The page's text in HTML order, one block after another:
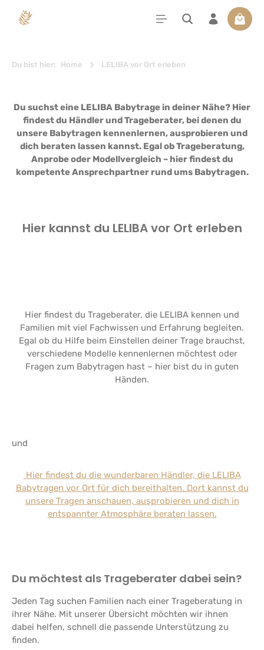
springen
Du bist hier: Home LELIBA vor Ort erleben
Du suchst eine LELIBA Babytrage in deiner Nähe? Hier
findest du Händler und Trageberater, bei denen du
unsere Babytragen kennenlernen, ausprobieren und
dich beraten lassen kannst. Egal ob Trageberatung,
Anprobe oder Modellvergleich – hier findest du
kompetente Ansprechpartnerrund ums Babytragen.
Hier kannst du LELIBA vor Ort erleben
Hier findest du Trageberater, die LELIBA kennen und
Familien mit viel Fachwissen und Erfahrung begleiten.
Egal ob du Hilfe beim Einstellen deiner Trage brauchst,
verschiedene Modelle kennenlernen möchtest oder
Fragen zum Babytragen hast – hier bist du in guten
Händen.
und
Hier findest du die wunderbaren Händler, die LELIBA
Babytragen vor Ort für dich bereithalten. Dort kannst du
unsere Tragen anschauen, ausprobieren und dich in
entspannter Atmosphäre beraten lassen.
Du möchtest als Trageberater dabei sein?
Jeden Tag suchen Familien nach einer Trageberatung in
ihrer Nähe. Mit unserer Übersicht möchten wir ihnen
dabei helfen, schnell die passende Unterstützung zu
finden.